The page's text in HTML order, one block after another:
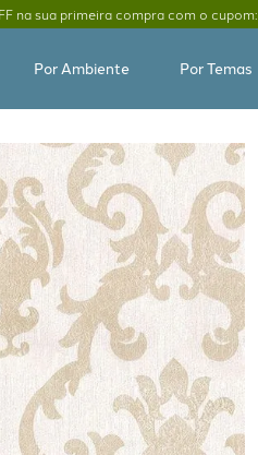
na sua primeira compra com o cupom:
Por Ambiente Por Temas